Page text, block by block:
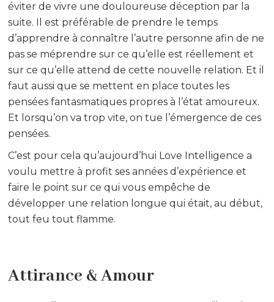
éviter de vivre une douloureuse déception par la
suite. Il est préférable de prendre le temps
d’apprendre à connaître l’autre personne afin de ne
pas se méprendre sur ce qu’elle est réellement et
sur ce qu’elle attend de cette nouvelle relation. Et il
faut aussi que se mettent en place toutes les
pensées fantasmatiques propres à l’état amoureux.
Et lorsqu’on va trop vite, on tue l’émergence de ces
pensées.
C’est pour cela qu’aujourd’hui Love Intelligence a
voulu mettre à profit ses années d’expérience et
faire le point sur ce qui vous empêche de
développer une relation longue qui était, au début,
tout feu tout flamme.
Attirance & Amour